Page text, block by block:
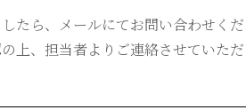
たら、 メールにてお問い合わせくだ
上、 担当者よりご連絡させていただ